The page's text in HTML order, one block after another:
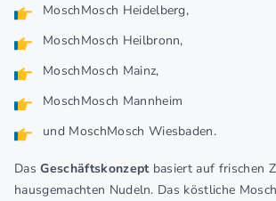
MoschMosch Heidelberg,
MoschMosch Heilbronn,
MoschMosch Mainz,
MoschMosch Mannheim
und MoschMosch Wiesbaden.
DasGeschäftskonzept basiert auf frischen
hausgemachten Nudeln. Das köstliche